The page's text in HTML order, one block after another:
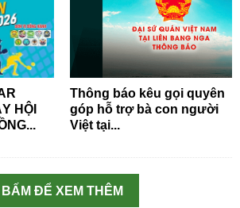
HỘI
Thông báo kêu gọi quyên
góp hỗ trợ bà con người
Việt tại...
BẤM ĐỂ XEM THÊM